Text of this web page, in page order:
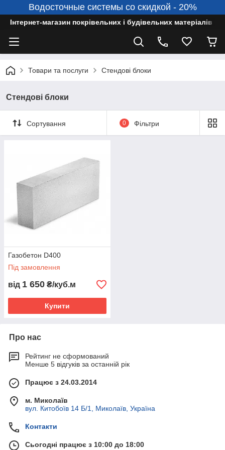
Водосточные системы со скидкой - 20%
Інтернет-магазин покрівельних і будівельних матеріалів
Товари та послуги Стендові блоки
Стендові блоки
Сортування 0 Фільтри
Газобетон D400
Під замовлення
від 1 650 ₴/куб.м
Купити
Про нас
Рейтинг не сформований
Менше 5 відгуків за останній рік
Працює з 24.03.2014
м. Миколаїв
вул. Китобоїв 14 Б/1, Миколаїв, Україна
Контакти
Сьогодні працює з 10:00 до 18:00